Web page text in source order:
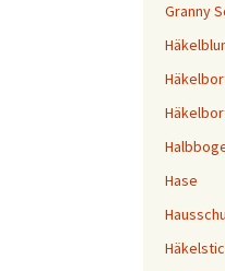
Granny
Hase